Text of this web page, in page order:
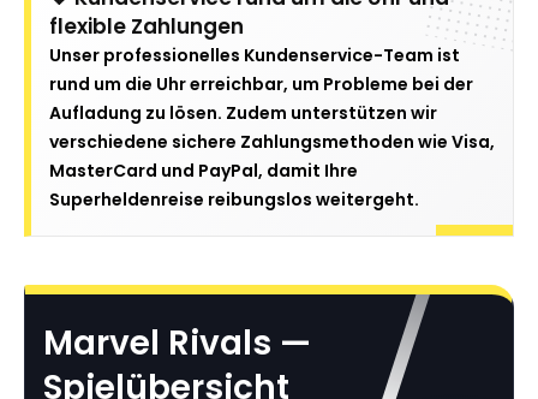
flexible Zahlungen
Unser professionelles Kundenservice-Team ist
rund um die Uhr erreichbar, um Probleme bei der
Aufladung zu lösen. Zudem unterstützen wir
verschiedene sichere Zahlungsmethoden wie Visa,
MasterCard und PayPal, damit Ihre
Superheldenreise reibungslos weitergeht.
Marvel Rivals —
Spielübersicht